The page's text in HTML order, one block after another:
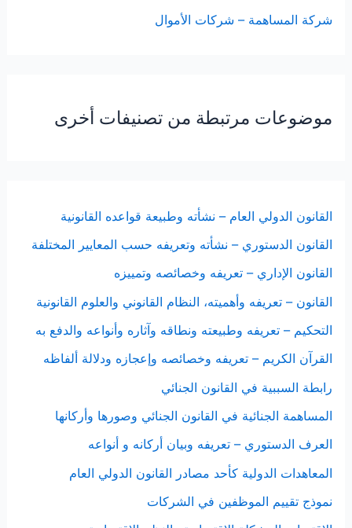
شركة المساهمة – شركات الأموال
موضوعات مرتبطة من تصنيفات أخرى
القانون الدولي العام – نشأته وطبيعة قواعده القانونية
القانون الدستوري – نشأته وتعريفه حسب المعايير المختلفة
القانون الإداري – تعريفه وخصائصه وتمييزه
القانون – تعريفه وأهميته، النظام القانوني والعلوم القانونية
التحكيم – تعريفه وطبيعته ونطاقه وآثاره وأنواعه والدفع به
القرآن الكريم – تعريفه وخصائصه وإعجازه ودلالة ألفاظه
رابطة السببية في القانون الجنائي
المساهمة الجنائية في القانون الجنائي وصورها وأركانها
العرف الدستوري – تعريفه وبيان أركانه و أنواعه
المعاهدات الدولية كأحد مصادر القانون الدولي العام
نموذج تقييم الموظفين في الشركات